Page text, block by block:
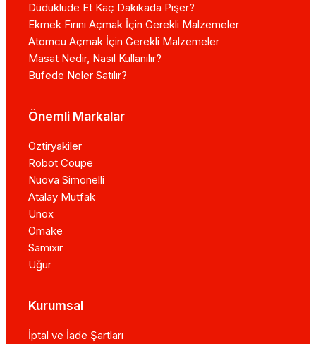
Düdüklüde Et Kaç Dakikada Pişer?
Ekmek Fırını Açmak İçin Gerekli Malzemeler
Atomcu Açmak İçin Gerekli Malzemeler
Masat Nedir, Nasıl Kullanılır?
Büfede Neler Satılır?
Önemli Markalar
Öztiryakiler
Robot Coupe
Nuova Simonelli
Atalay Mutfak
Unox
Omake
Samixir
Uğur
Kurumsal
İptal ve İade Şartları